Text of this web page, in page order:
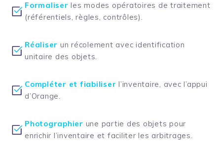
Formaliser les modes opératoires de traitement
(référentiels, règles, contrôles).
Réaliser un récolement avec identification
unitaire des objets.
Compléter et fiabiliser l’inventaire, avec l’appui
d’Orange.
Photographier une partie des objets pour
enrichir l’inventaire et faciliter les arbitrages.